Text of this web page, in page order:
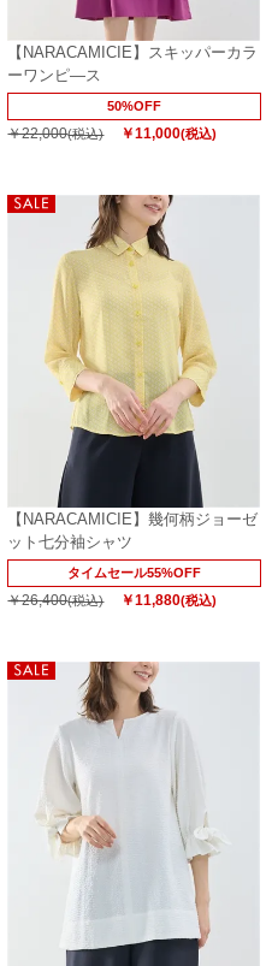
【NARACAMICIE】スキッパーカラ
ーワンピ―ス
50%OFF
￥22,000(税込) ￥11,000(税込)
【NARACAMICIE】幾何柄ジョーゼ
ット七分袖シャツ
タイムセール55%OFF
￥26,400(税込) ￥11,880(税込)